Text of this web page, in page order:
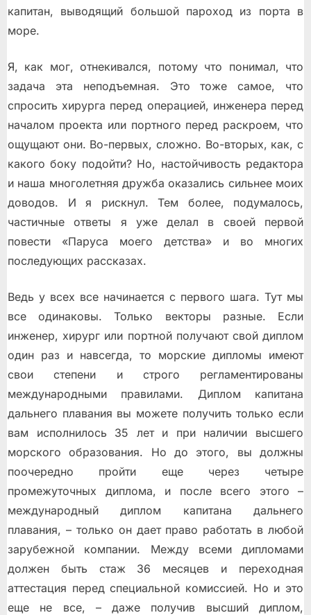
капитан, выводящий большой пароход из порта в
море.
Я, как мог, отнекивался, потому что понимал, что
задача эта неподъемная. Это тоже самое, что
спросить хирурга перед операцией, инженера перед
началом проекта или портного перед раскроем, что
ощущают они. Во-первых, сложно. Во-вторых, как, с
какого боку подойти? Но, настойчивость редактора
и наша многолетняя дружба оказались сильнее моих
доводов. И я рискнул. Тем более, подумалось,
частичные ответы я уже делал в своей первой
повести «Паруса моего детства» и во многих
последующих рассказах.
Ведь у всех все начинается с первого шага. Тут мы
все одинаковы. Только векторы разные. Если
инженер, хирург или портной получают свой диплом
один раз и навсегда, то морские дипломы имеют
свои степени и строго регламентированы
международными правилами. Диплом капитана
дальнего плавания вы можете получить только если
вам исполнилось 35 лет и при наличии высшего
морского образования. Но до этого, вы должны
поочередно пройти еще через четыре
промежуточных диплома, и после всего этого –
международный диплом капитана дальнего
плавания, – только он дает право работать в любой
зарубежной компании. Между всеми дипломами
должен быть стаж 36 месяцев и переходная
аттестация перед специальной комиссией. Но и это
еще не все, – даже получив высший диплом,